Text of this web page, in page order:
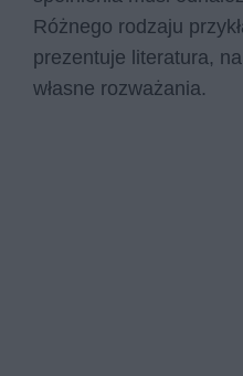
Różnego rodzaju
prezentuje literatura,
własne rozważania.